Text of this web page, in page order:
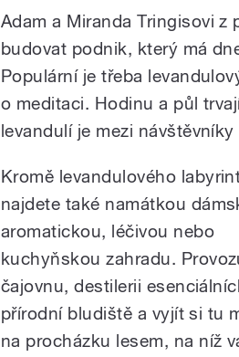
Adam a Miranda Tringisovi
budovat podnik, který má
Populární je třeba
o meditaci. Hodinu a půl
levandulí je mezi
Kromě levandulového
najdete také namátkou
aromatickou, léčivou nebo
kuchyňskou zahradu.
čajovnu, destilerii
přírodní bludiště a vyjít si tu
na procházku lesem, na níž